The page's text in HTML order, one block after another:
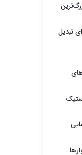
بزرگ‌ترین
تبدیل